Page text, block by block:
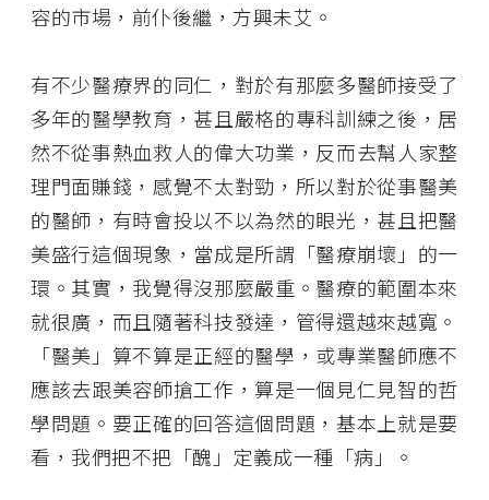
容的市場，前仆後繼，方興未艾。
有不少醫療界的同仁，對於有那麼多醫師接受了
多年的醫學教育，甚且嚴格的專科訓練之後，居
然不從事熱血救人的偉大功業，反而去幫人家整
理門面賺錢，感覺不太對勁，所以對於從事醫美
的醫師，有時會投以不以為然的眼光，甚且把醫
美盛行這個現象，當成是所謂「醫療崩壞」的一
環。其實，我覺得沒那麼嚴重。醫療的範圍本來
就很廣，而且隨著科技發達，管得還越來越寬。
「醫美」算不算是正經的醫學，或專業醫師應不
應該去跟美容師搶工作，算是一個見仁見智的哲
學問題。要正確的回答這個問題，基本上就是要
看，我們把不把「醜」定義成一種「病」。